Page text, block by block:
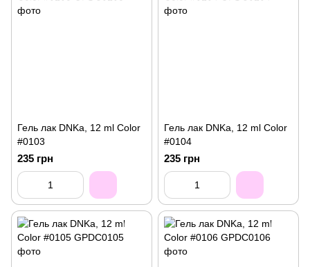
Гель лак DNKa, 12 ml Color
#0103
235 грн
Гель лак DNKa, 12 ml Color
#0104
235 грн